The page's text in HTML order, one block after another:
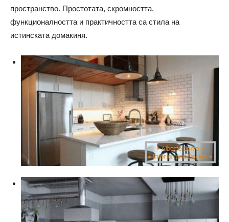
пространство. Простотата, скромността,
функционалността и практичността са стила на
истинската домакиня.